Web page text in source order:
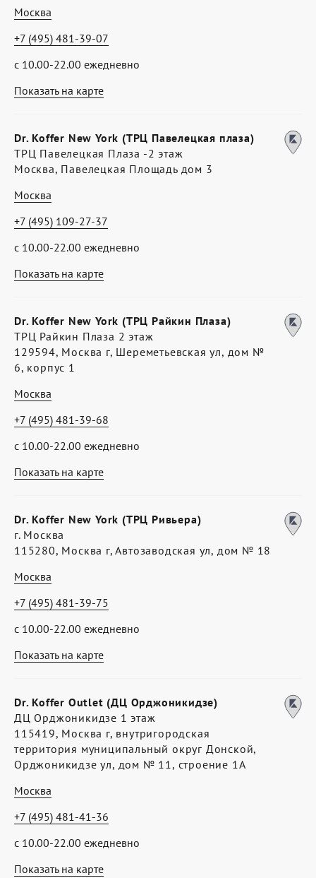
Показать на карте
Москва
с 10.00-22.00 ежедневно
+7 (495) 481-39-07
Показать на карте
Dr. Koffer New York (ТРЦ Павелецкая плаза)
ТРЦ Павелецкая Плаза -2 этаж
Москва, Павелецкая Площадь дом 3
Москва
с 10.00-22.00 ежедневно
+7 (495) 109-27-37
Показать на карте
Dr. Koffer New York (ТРЦ Райкин Плаза)
ТРЦ Райкин Плаза 2 этаж
129594, Москва г, Шереметьевская ул, дом №
6, корпус 1
Москва
с 10.00-22.00 ежедневно
+7 (495) 481-39-68
Показать на карте
Dr. Koffer New York (ТРЦ Ривьера)
г. Москва
115280, Москва г, Автозаводская ул, дом № 18
Москва
с 10.00-22.00 ежедневно
+7 (495) 481-39-75
Показать на карте
Dr. Koffer Outlet (ДЦ Орджоникидзе)
ДЦ Орджоникидзе 1 этаж
115419, Москва г, внутригородская
территория муниципальный округ Донской,
Орджоникидзе ул, дом № 11, строение 1А
Москва
с 10.00-22.00 ежедневно
+7 (495) 481-41-36